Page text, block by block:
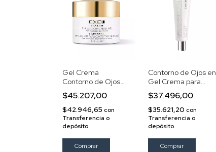
Gel Crema
Contorno de Ojos
Línea Seda
$45.207,00
$42.946,65 con
Transferencia o
depósito
Contorno de Ojos en
Gel Crema para
Arrugas de
Expresión
$37.496,00
$35.621,20 con
Transferencia o
depósito